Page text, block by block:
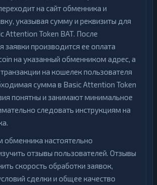
на сайт обменника и
указывая сумму и реквизиты для
Attention Token BAT. После
производится ее оплата
на указанный обменником адрес, а
на кошелек пользователя
сумма в Basic Attention Token
понятны и занимают минимальное
следовать инструкциям на
настоятельно
отзывы пользователей. Отзывы
скорость обработки заявок,
сделки и общее качество